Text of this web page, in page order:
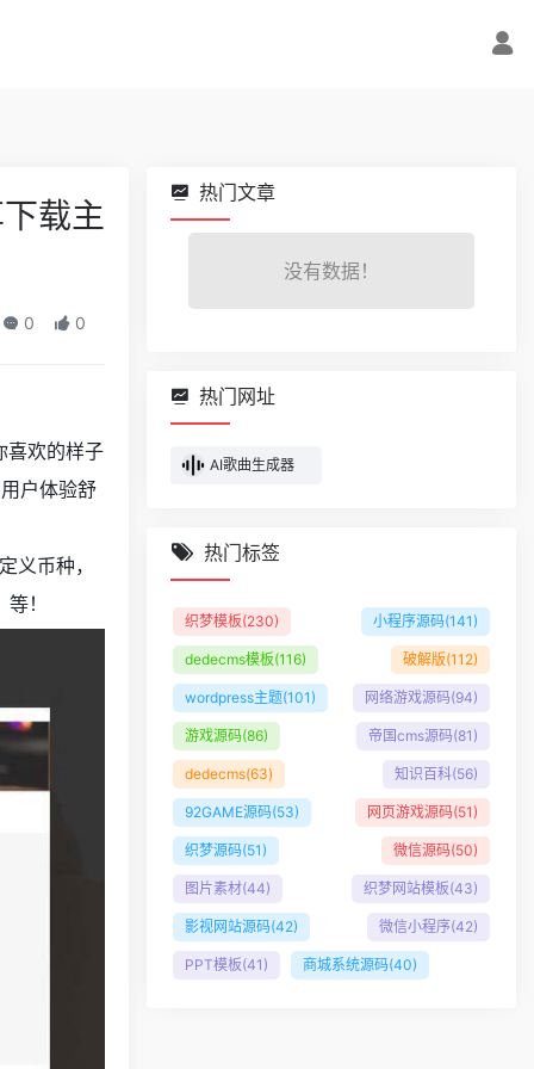
载主
0 0
喜欢的样子
户体验舒
义币种，
！
热门文章
没有数据！
热门网址
AI歌曲生成器
热门标签
织梦模板(230) 小程序源码(141)
dedecms模板(116) 破解版(112)
wordpress主题(101) 网络游戏源码(94)
游戏源码(86) 帝国cms源码(81)
dedecms(63) 知识百科(56)
92GAME源码(53) 网页游戏源码(51)
织梦源码(51) 微信源码(50)
图片素材(44) 织梦网站模板(43)
影视网站源码(42) 微信小程序(42)
PPT模板(41) 商城系统源码(40)